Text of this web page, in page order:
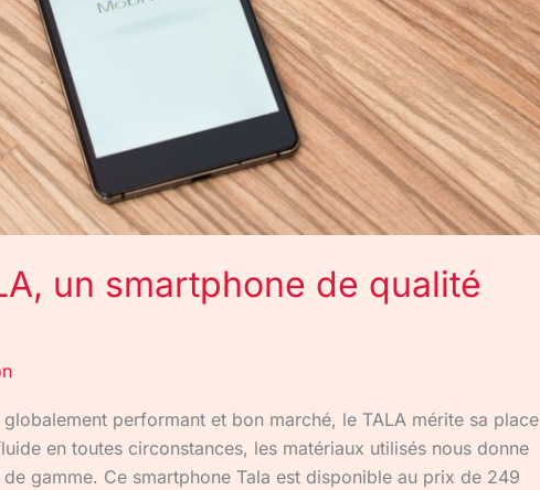
un smartphone de qualité
performant et bon marché, le TALA mérite sa place
en toutes circonstances, les matériaux utilisés nous donne
gamme. Ce smartphone Tala est disponible au prix de 249